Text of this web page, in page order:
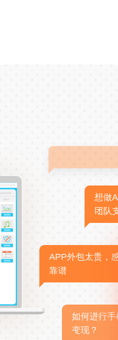
想做
团队
APP外包太贵，感
靠谱
如何进行手
变现？